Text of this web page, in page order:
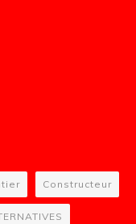
Constructeur